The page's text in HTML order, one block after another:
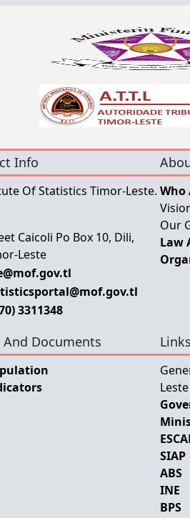
Info
Of Statistics Timor-Leste.
Caicoli Po Box 10, Dili,
Leste
3311348
Who
Our
Law
Documents Links
Leste
SIAP
ABS
INE
BPS